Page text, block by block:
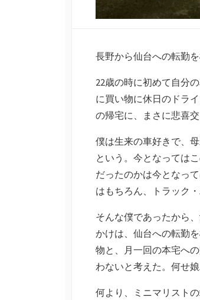
長野から仙台への転勤
22歳の時に初めて自分
に買い物に休日のドラ
の帰宅に、まさに悲喜
僕は生来の車好きで、
という。今となっては
だったのかは今となっ
はもちろん、トラック
そんな僕であったから
かけは、仙台への転勤
物と、月一回の本宅へ
わないと考えた。何せ
何より、ミニマリスト